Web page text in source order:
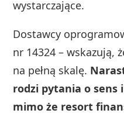
wystarczające.
Dostawcy
nr 14324 – wskazują,
na pełną skalę.
rodzi pytania o sens
mimo że resort